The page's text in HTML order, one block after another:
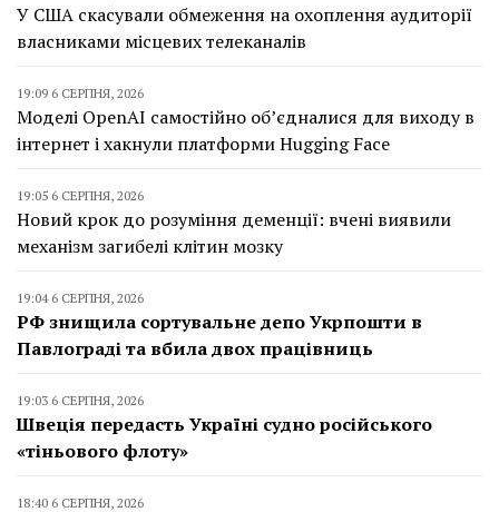
У США скасували обмеження на охоплення аудиторії
власниками місцевих телеканалів
19:09 6 СЕРПНЯ, 2026
Моделі OpenAI самостійно об’єдналися для виходу в
інтернет і хакнули платформи Hugging Face
19:05 6 СЕРПНЯ, 2026
Новий крок до розуміння деменції: вчені виявили
механізм загибелі клітин мозку
19:04 6 СЕРПНЯ, 2026
РФ знищила сортувальне депо Укрпошти в
Павлограді та вбила двох працівниць
19:03 6 СЕРПНЯ, 2026
Швеція передасть Україні судно російського
«тіньового флоту»
18:40 6 СЕРПНЯ, 2026